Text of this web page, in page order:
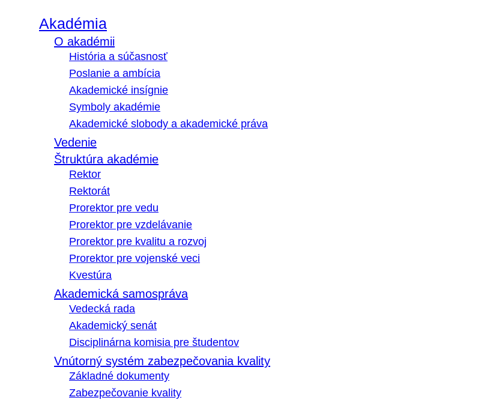
Akadémia
O akadémii
História a súčasnosť
Poslanie a ambícia
Akademické insígnie
Symboly akadémie
Akademické slobody a akademické práva
Vedenie
Štruktúra akadémie
Rektor
Rektorát
Prorektor pre vedu
Prorektor pre vzdelávanie
Prorektor pre kvalitu a rozvoj
Prorektor pre vojenské veci
Kvestúra
Akademická samospráva
Vedecká rada
Akademický senát
Disciplinárna komisia pre študentov
Vnútorný systém zabezpečovania kvality
Základné dokumenty
Zabezpečovanie kvality